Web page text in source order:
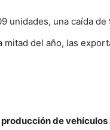
unidades, una caída de
mitad del año, las
producción de